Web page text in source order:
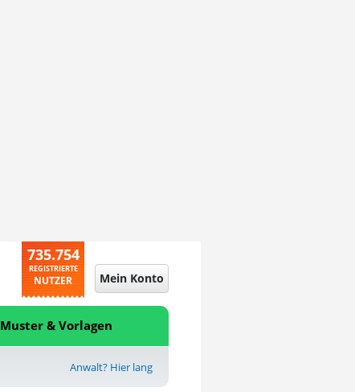
735.754
REGISTRIERTE
NUTZER Mein Konto
Muster & Vorlagen
Anwalt? Hier lang